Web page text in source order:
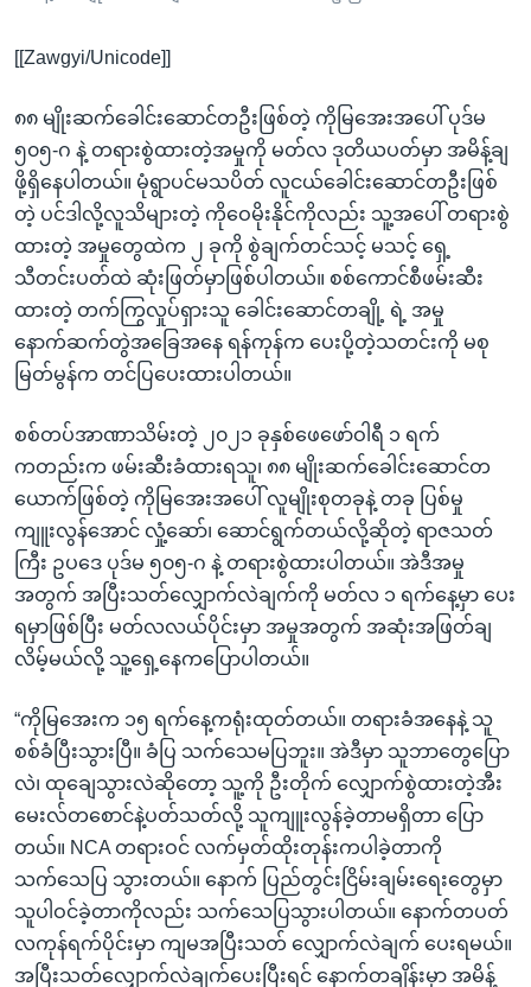
သို့
[[Zawgyi/Unicode]]
၈၈ မျိုးဆက်ခေါင်းဆောင်တဦးဖြစ်တဲ့ ကိုမြအေးအပေါ် ပုဒ်မ
၅၀၅-ဂ နဲ့ တရားစွဲထားတဲ့အမှုကို မတ်လ ဒုတိယပတ်မှာ အမိန့်ချ
ဖို့ရှိနေပါတယ်။ မုံရွာပင်မသပိတ် လူငယ်ခေါင်းဆောင်တဦးဖြစ်
တဲ့ ပင်ဒါလို့လူသိများတဲ့ ကိုဝေမိုးနိုင်ကိုလည်း သူ့အပေါ် တရားစွဲ
ထားတဲ့ အမှုတွေထဲက ၂ ခုကို စွဲချက်တင်သင့် မသင့် ရှေ့
သီတင်းပတ်ထဲ ဆုံးဖြတ်မှာဖြစ်ပါတယ်။ စစ်ကောင်စီဖမ်းဆီး
ထားတဲ့ တက်ကြွလှုပ်ရှားသူ ခေါင်းဆောင်တချို့ ရဲ့ အမှု
နောက်ဆက်တွဲအခြေအနေ ရန်ကုန်က ပေးပို့တဲ့သတင်းကို မစု
မြတ်မွန်က တင်ပြပေးထားပါတယ်။
စစ်တပ်အာဏာသိမ်းတဲ့ ၂၀၂၁ ခုနှစ်ဖေဖော်ဝါရီ ၁ ရက်
ကတည်းက ဖမ်းဆီးခံထားရသူ၊ ၈၈ မျိုးဆက်ခေါင်းဆောင်တ
ယောက်ဖြစ်တဲ့ ကိုမြအေးအပေါ် လူမျိုးစုတခုနဲ့ တခု ပြစ်မှု
ကျူးလွန်အောင် လှုံ့ဆော်၊ ဆောင်ရွက်တယ်လို့ဆိုတဲ့ ရာဇသတ်
ကြီး ဥပဒေ ပုဒ်မ ၅၀၅-ဂ နဲ့ တရားစွဲထားပါတယ်။ အဲဒီအမှု
အတွက် အပြီးသတ်လျှောက်လဲချက်ကို မတ်လ ၁ ရက်နေ့မှာ ပေး
ရမှာဖြစ်ပြီး မတ်လလယ်ပိုင်းမှာ အမှုအတွက် အဆုံးအဖြတ်ချ
လိမ့်မယ်လို့ သူ့ရှေ့နေကပြောပါတယ်။
“ကိုမြအေးက ၁၅ ရက်နေ့ကရုံးထုတ်တယ်။ တရားခံအနေနဲ့ သူ
စစ်ခံပြီးသွားပြီ။ ခံပြ သက်သေမပြဘူး။ အဲဒီမှာ သူဘာတွေပြော
လဲ၊ ထုချေသွားလဲဆိုတော့ သူ့ကို ဦးတိုက် လျှောက်စွဲထားတဲ့အီး
မေးလ်တစောင်နဲ့ပတ်သတ်လို့ သူကျူးလွန်ခဲ့တာမရှိတာ ပြော
တယ်။ NCA တရားဝင် လက်မှတ်ထိုးတုန်းကပါခဲ့တာကို
သက်သေပြ သွားတယ်။ နောက် ပြည်တွင်းငြိမ်းချမ်းရေးတွေမှာ
သူပါဝင်ခဲ့တာကိုလည်း သက်သေပြသွားပါတယ်။ နောက်တပတ်
လကုန်ရက်ပိုင်းမှာ ကျမအပြီးသတ် လျှောက်လဲချက် ပေးရမယ်။
အပြီးသတ်လျှောက်လဲချက်ပေးပြီးရင် နောက်တချိန်းမှာ အမိန့်